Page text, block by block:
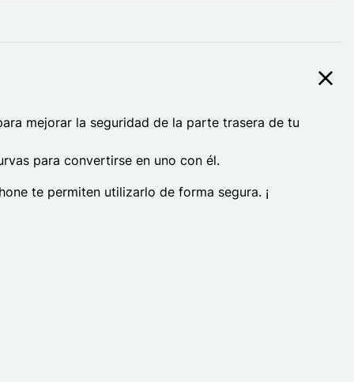
mejorar la seguridad de la parte trasera de tu
para convertirse en uno con él.
te permiten utilizarlo de forma segura. ¡